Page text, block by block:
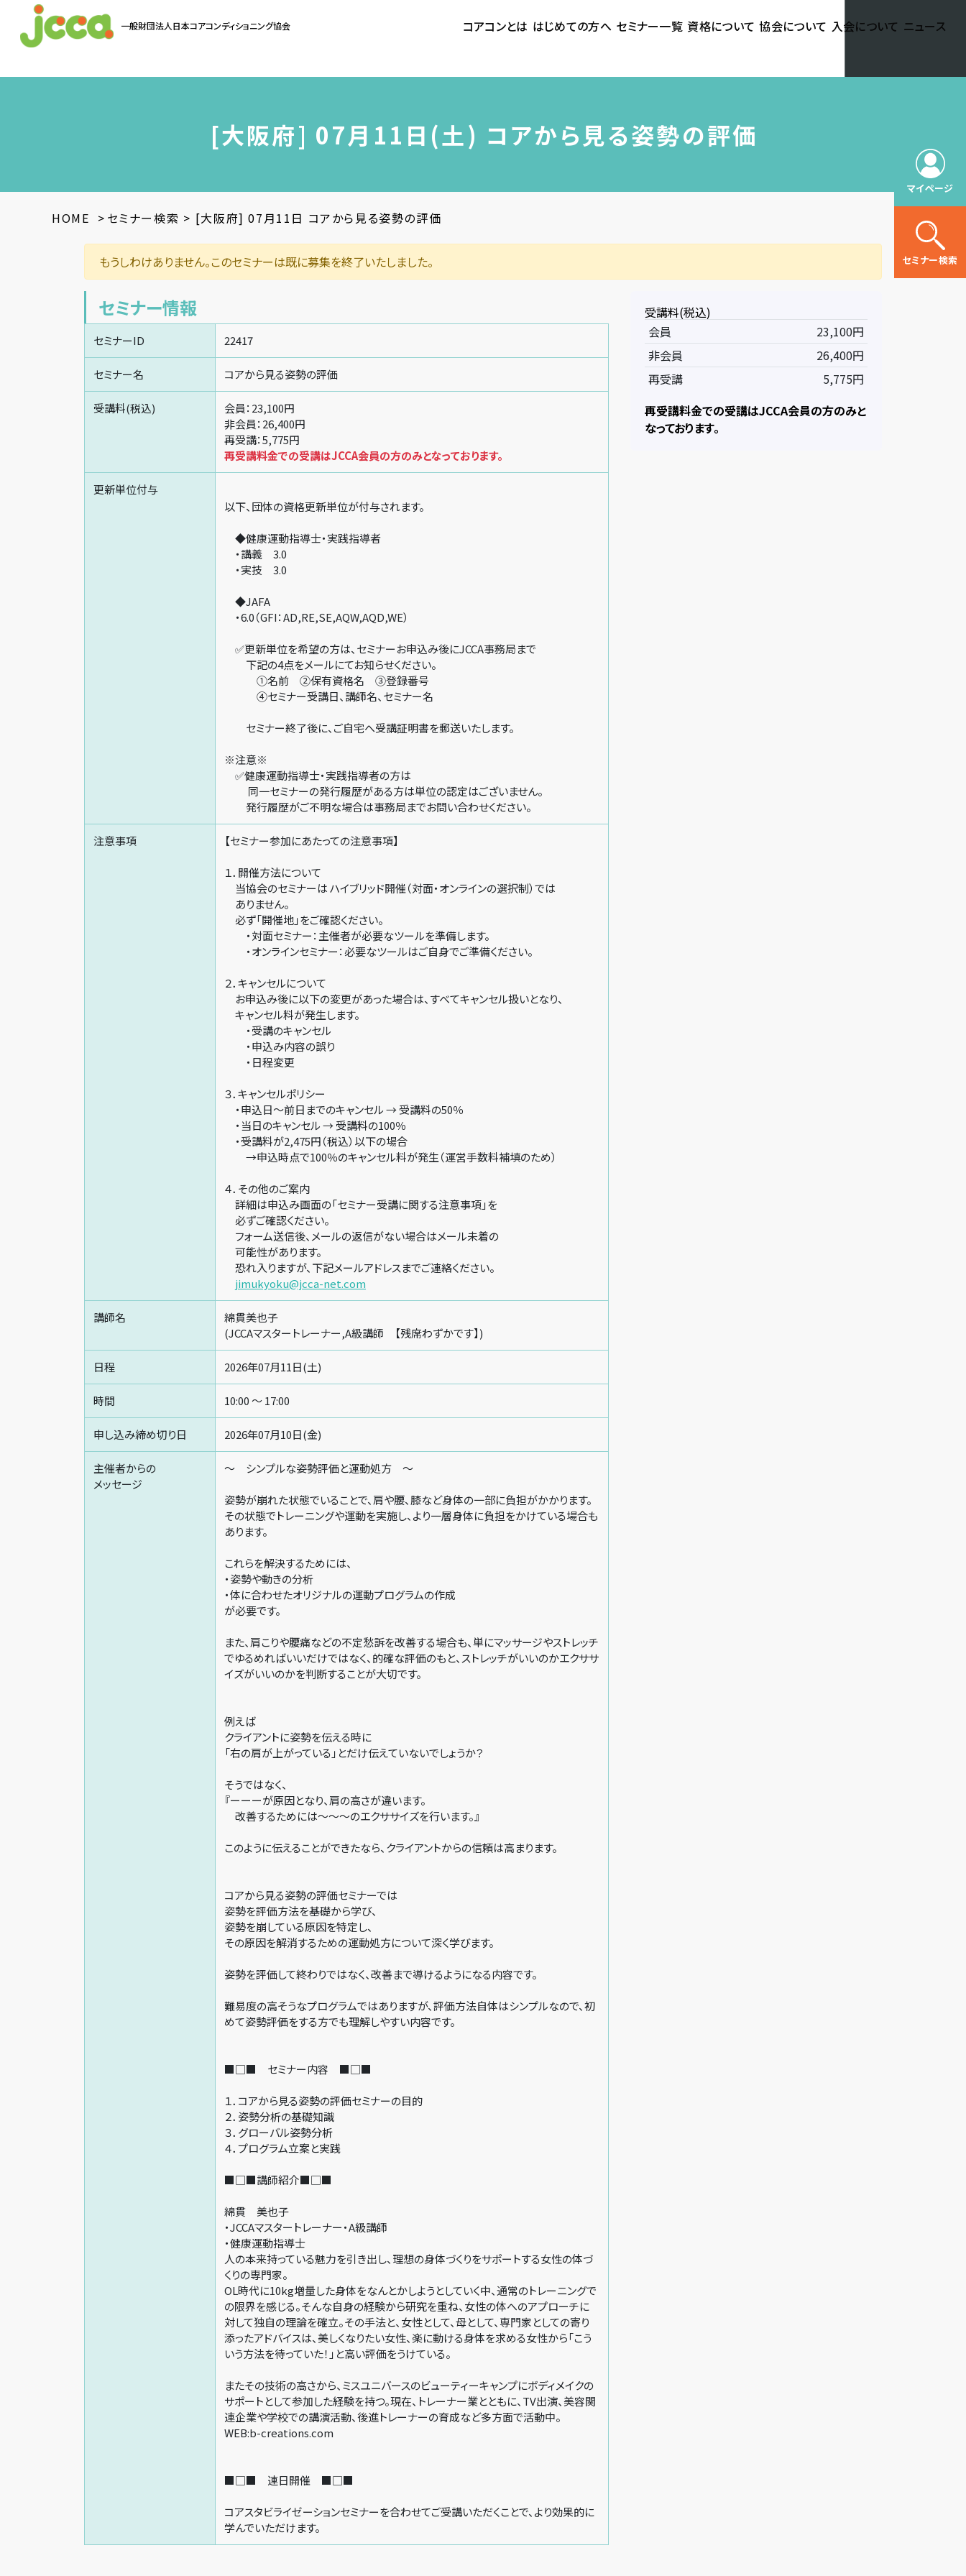
一般財団法人日本コアコンディショニング協会 コアコンとは はじめての方へ セミナー一覧 資格について 協会について 入会について ニュース
[大阪府] 07月11日(土) コアから見る姿勢の評価
HOME > セミナー検索 > [大阪府] 07月11日 コアから見る姿勢の評価
もうしわけありません。このセミナーは既に募集を終了いたしました。
セミナー情報
セミナーID 22417
セミナー名 コアから見る姿勢の評価
受講料(税込)
会員：23,100円
非会員：26,400円
再受講：5,775円
再受講料金での受講はJCCA会員の方のみとなっております。
更新単位付与
以下、団体の資格更新単位が付与されます。
◆健康運動指導士・実践指導者
・講義 3.0
・実技 3.0
◆JAFA
・6.0（GFI：AD,RE,SE,AQW,AQD,WE）
✅更新単位を希望の方は、セミナーお申込み後にJCCA事務局まで
下記の4点をメールにてお知らせください。
①名前 ②保有資格名 ③登録番号
④セミナー受講日、講師名、セミナー名
セミナー終了後に、ご自宅へ受講証明書を郵送いたします。
※注意※
✅健康運動指導士・実践指導者の方は
同一セミナーの発行履歴がある方は単位の認定はございません。
発行履歴がご不明な場合は事務局までお問い合わせください。
注意事項 【セミナー参加にあたっての注意事項】
１．開催方法について
当協会のセミナーは ハイブリッド開催（対面・オンラインの選択制）では
ありません。
必ず「開催地」をご確認ください。
・対面セミナー：主催者が必要なツールを準備します。
・オンラインセミナー：必要なツールはご自身でご準備ください。
２．キャンセルについて
お申込み後に以下の変更があった場合は、すべてキャンセル扱いとなり、
キャンセル料が発生します。
・受講のキャンセル
・申込み内容の誤り
・日程変更
３．キャンセルポリシー
・申込日～前日までのキャンセル → 受講料の50％
・当日のキャンセル → 受講料の100％
・受講料が2,475円（税込）以下の場合
→申込時点で100％のキャンセル料が発生（運営手数料補填のため）
４．その他のご案内
詳細は申込み画面の「セミナー受講に関する注意事項」を
必ずご確認ください。
フォーム送信後、メールの返信がない場合はメール未着の
可能性があります。
恐れ入りますが、下記メールアドレスまでご連絡ください。
jimukyoku@jcca-net.com
講師名
綿貫美也子
(JCCAマスタートレーナー,A級講師 【残席わずかです】)
日程 2026年07月11日(土)
時間 10:00 〜 17:00
申し込み締め切り日 2026年07月10日(金)
主催者からの
メッセージ
〜 シンプルな姿勢評価と運動処方 〜
姿勢が崩れた状態でいることで、肩や腰、膝など身体の一部に負担がかかります。
その状態でトレーニングや運動を実施し、より一層身体に負担をかけている場合も
あります。
これらを解決するためには、
・姿勢や動きの分析
・体に合わせたオリジナルの運動プログラムの作成
が必要です。
また、肩こりや腰痛などの不定愁訴を改善する場合も、単にマッサージやストレッチ
でゆるめればいいだけではなく、的確な評価のもと、ストレッチがいいのかエクササ
イズがいいのかを判断することが大切です。
例えば
クライアントに姿勢を伝える時に
「右の肩が上がっている」とだけ伝えていないでしょうか？
そうではなく、
『ーーーが原因となり、肩の高さが違います。
改善するためには〜〜〜のエクササイズを行います。』
このように伝えることができたなら、クライアントからの信頼は高まります。
コアから見る姿勢の評価セミナーでは
姿勢を評価方法を基礎から学び、
姿勢を崩している原因を特定し、
その原因を解消するための運動処方について深く学びます。
姿勢を評価して終わりではなく、改善まで導けるようになる内容です。
難易度の高そうなプログラムではありますが、評価方法自体はシンプルなので、初
めて姿勢評価をする方でも理解しやすい内容です。
■□■ セミナー内容 ■□■
１．コアから見る姿勢の評価セミナーの目的
２．姿勢分析の基礎知識
３．グローバル姿勢分析
４．プログラム立案と実践
■□■講師紹介■□■
綿貫 美也子
・JCCAマスタートレーナー・A級講師
・健康運動指導士
人の本来持っている魅力を引き出し、理想の身体づくりをサポートする女性の体づ
くりの専門家。
OL時代に10kg増量した身体をなんとかしようとしていく中、通常のトレーニングで
の限界を感じる。そんな自身の経験から研究を重ね、女性の体へのアプローチに
対して独自の理論を確立。その手法と、女性として、母として、専門家としての寄り
添ったアドバイスは、美しくなりたい女性、楽に動ける身体を求める女性から「こう
いう方法を待っていた！」と高い評価をうけている。
またその技術の高さから、ミスユニバースのビューティーキャンプにボディメイクの
サポートとして参加した経験を持つ。現在、トレーナー業とともに、TV出演、美容関
連企業や学校での講演活動、後進トレーナーの育成など多方面で活動中。
WEB:b-creations.com
■□■ 連日開催 ■□■
コアスタビライゼーションセミナーを合わせてご受講いただくことで、より効果的に
学んでいただけます。
受講料(税込)
会員
23,100円
非会員
26,400円
再受講
5,775円
再受講料金での受講はJCCA会員の方のみと
なっております。
マイページ
セミナー検索